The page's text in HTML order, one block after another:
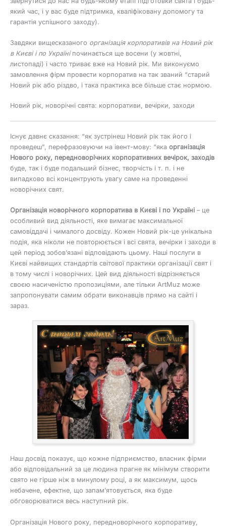
який час, і у вас буде підтримка, кваліфіковану допомогу та
гарантія успішного заходу).
Завдяки вищесказаного організація корпоративів на Новий рік
в Києві і по Україніпочинається ще восени (у жовтні,
листопаді) і часто триває вже на Новий рік. Ми виконуємо
замовлення фірм провести корпоратив на так званий “старий
Новий рік або різдво, і така практика все більше стає нормою.
Новий рік, новорічні свята: корпоративи, вечірки, заходи
Існує давнє сказання: “як зустрінеш Новий рік так його і
проведеш”, перефразовуючи на івент-мову: “яка організація
Нового року, передноворічних корпоративних вечірок, заходів
буде, так і буде подальший бізнес, творчість і т. п. і не
випадково всі концентрують увагу саме на проведенні
новорічних свят.
Організація новорічного корпоратива в Києві і по Україні – це
особливий вид діяльності, яке вимагає максимальної
самовіддачі і чималого досвіду. Кожен Новий рік-це унікальна
подія, яка ніколи не повторюється і всі свята, вечірки і заходи в
цей період зобов’язані відповідають цьому. Наші послуги в
Києві найвищих стандартів світової практики організації свят і
в тому числі і новорічних. Цей вид діяльності відрізняється
своєю насиченістю пропозиціями, але тільки ArtMuz може
запропонувати самим обрати виконавців прямо на сайті і
зараз.
Наш досвід показує, що кожне підприємство, власник фірми
або відповідальний за це людина прагне як мінімум створити
свято не гірше ніж в минулому році, а як максимум, щось
небачене, ефектне, що запам’ятовується, яка буде
обговорюватися весь наступний рік.
Організація Нового року, передноворічного корпоративу,